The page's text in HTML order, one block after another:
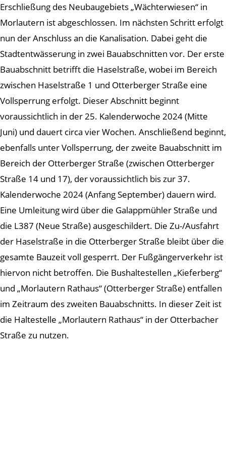
Erschließung des Neubaugebiets „Wächterwiesen“ in
Morlautern ist abgeschlossen. Im nächsten Schritt erfolgt
nun der Anschluss an die Kanalisation. Dabei geht die
Stadtentwässerung in zwei Bauabschnitten vor. Der erste
Bauabschnitt betrifft die Haselstraße, wobei im Bereich
zwischen Haselstraße 1 und Otterberger Straße eine
Vollsperrung erfolgt. Dieser Abschnitt beginnt
voraussichtlich in der 25. Kalenderwoche 2024 (Mitte
Juni) und dauert circa vier Wochen. Anschließend beginnt,
ebenfalls unter Vollsperrung, der zweite Bauabschnitt im
Bereich der Otterberger Straße (zwischen Otterberger
Straße 14 und 17), der voraussichtlich bis zur 37.
Kalenderwoche 2024 (Anfang September) dauern wird.
Eine Umleitung wird über die Galappmühler Straße und
die L387 (Neue Straße) ausgeschildert. Die Zu-/Ausfahrt
der Haselstraße in die Otterberger Straße bleibt über die
gesamte Bauzeit voll gesperrt. Der Fußgängerverkehr ist
hiervon nicht betroffen. Die Bushaltestellen „Kieferberg“
und „Morlautern Rathaus“ (Otterberger Straße) entfallen
im Zeitraum des zweiten Bauabschnitts. In dieser Zeit ist
die Haltestelle „Morlautern Rathaus“ in der Otterbacher
Straße zu nutzen.